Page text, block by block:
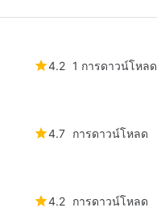
4.2 1 การดาวน์โหลด
4.7 การดาวน์โหลด
4.2 การดาวน์โหลด